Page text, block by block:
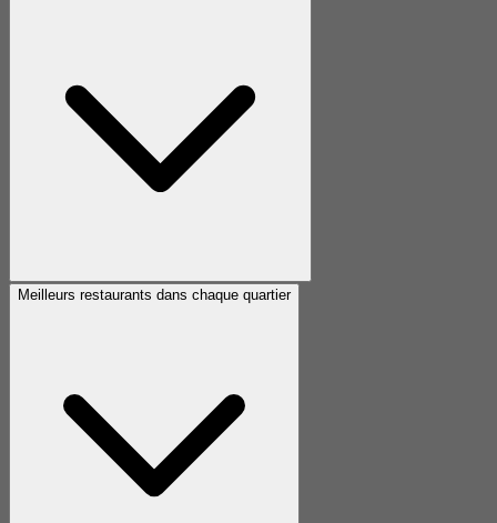
Meilleurs restaurants dans chaque quartier